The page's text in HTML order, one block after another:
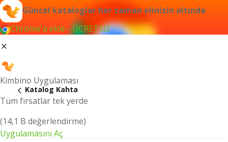
Güncel kataloglar her zaman elinizin altında
Chrome'a ekle - ÜCRETSİZ
Kimbino Uygulaması
Tüm fırsatlar tek yerde
(14,1 B değerlendirme)
Uygulamasını Aç
Katalog Kahta